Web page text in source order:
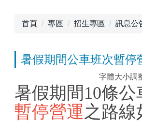
首頁 專區 招生專區 訊息公
暑假期間公車班次暫停
字體大小調
暑假期間10條公
暫停營運之路線